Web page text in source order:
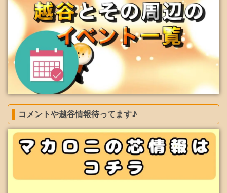
コメントや越谷情報待ってます♪